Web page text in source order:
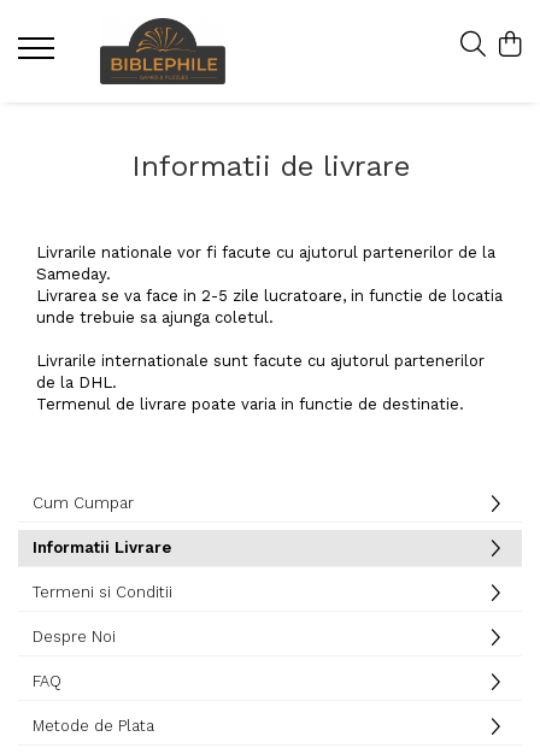
Informatii de livrare
Livrarile nationale vor fi facute cu ajutorul partenerilor de la
Sameday.
Livrarea se va face in 2-5 zile lucratoare, in functie de locatia
unde trebuie sa ajunga coletul.
Livrarile internationale sunt facute cu ajutorul partenerilor
de la DHL.
Termenul de livrare poate varia in functie de destinatie.
Cum Cumpar
Informatii Livrare
Termeni si Conditii
Despre Noi
FAQ
Metode de Plata